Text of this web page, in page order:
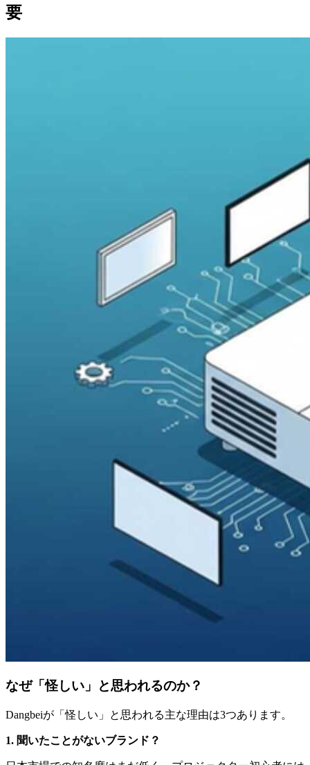
要
なぜ「怪しい」と思われるのか？
Dangbeiが「怪しい」と思われる主な理由は3つあります。
1. 聞いたことがないブランド？